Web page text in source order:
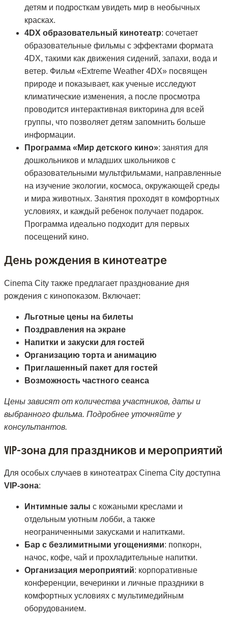
детям и подросткам увидеть мир в необычных
красках.
4DX образовательный кинотеатр: сочетает
образовательные фильмы с эффектами формата
4DX, такими как движения сидений, запахи, вода и
ветер. Фильм «Extreme Weather 4DX» посвящен
природе и показывает, как ученые исследуют
климатические изменения, а после просмотра
проводится интерактивная викторина для всей
группы, что позволяет детям запомнить больше
информации.
Программа «Мир детского кино»: занятия для
дошкольников и младших школьников с
образовательными мультфильмами, направленные
на изучение экологии, космоса, окружающей среды
и мира животных. Занятия проходят в комфортных
условиях, и каждый ребенок получает подарок.
Программа идеально подходит для первых
посещений кино.
День рождения в кинотеатре
Cinema City также предлагает празднование дня
рождения с кинопоказом. Включает:
Льготные цены на билеты
Поздравления на экране
Напитки и закуски для гостей
Организацию торта и анимацию
Приглашенный пакет для гостей
Возможность частного сеанса
Цены зависят от количества участников, даты и
выбранного фильма. Подробнее уточняйте у
консультантов.
VIP-зона для праздников и мероприятий
Для особых случаев в кинотеатрах Cinema City доступна
VIP-зона:
Интимные залы с кожаными креслами и
отдельным уютным лобби, а также
неограниченными закусками и напитками.
Бар с безлимитными угощениями: попкорн,
начос, кофе, чай и прохладительные напитки.
Организация мероприятий: корпоративные
конференции, вечеринки и личные праздники в
комфортных условиях с мультимедийным
оборудованием.